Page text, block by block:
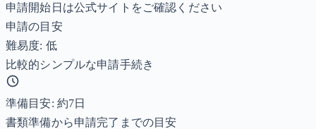
申請開始日は公式サイトをご確認ください
申請の目安
難易度: 低
比較的シンプルな申請手続き
準備目安: 約7日
書類準備から申請完了までの目安